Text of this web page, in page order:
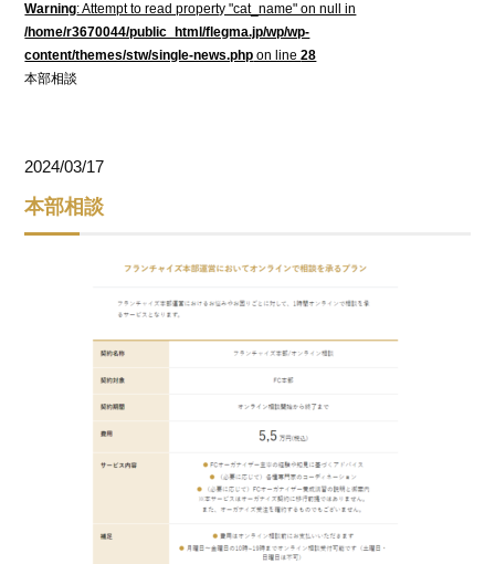
Warning: Attempt to read property "cat_name" on null in
/home/r3670044/public_html/flegma.jp/wp/wp-
content/themes/stw/single-news.php on line28
本部相談
2024/03/17
本部相談